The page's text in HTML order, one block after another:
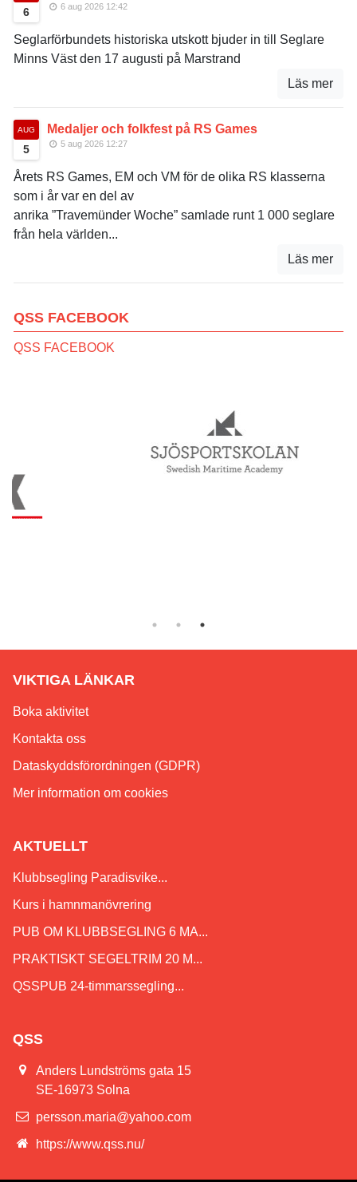
6 6 aug 2026 12:42
Seglarförbundets historiska utskott bjuder in till Seglare
Minns Väst den 17 augusti på Marstrand
Läs mer
AUG
5
Medaljer och folkfest på RS Games
5 aug 2026 12:27
Årets RS Games, EM och VM för de olika RS klasserna
som i år var en del av
anrika ”Travemünder Woche” samlade runt 1 000 seglare
från hela världen...
Läs mer
QSS FACEBOOK
QSS FACEBOOK
VIKTIGA LÄNKAR
Boka aktivitet
Kontakta oss
Dataskyddsförordningen (GDPR)
Mer information om cookies
AKTUELLT
Klubbsegling Paradisvike...
Kurs i hamnmanövrering
PUB OM KLUBBSEGLING 6 MA...
PRAKTISKT SEGELTRIM 20 M...
QSSPUB 24-timmarssegling...
QSS
Anders Lundströms gata 15
SE-16973 Solna
persson.maria@yahoo.com
https://www.qss.nu/